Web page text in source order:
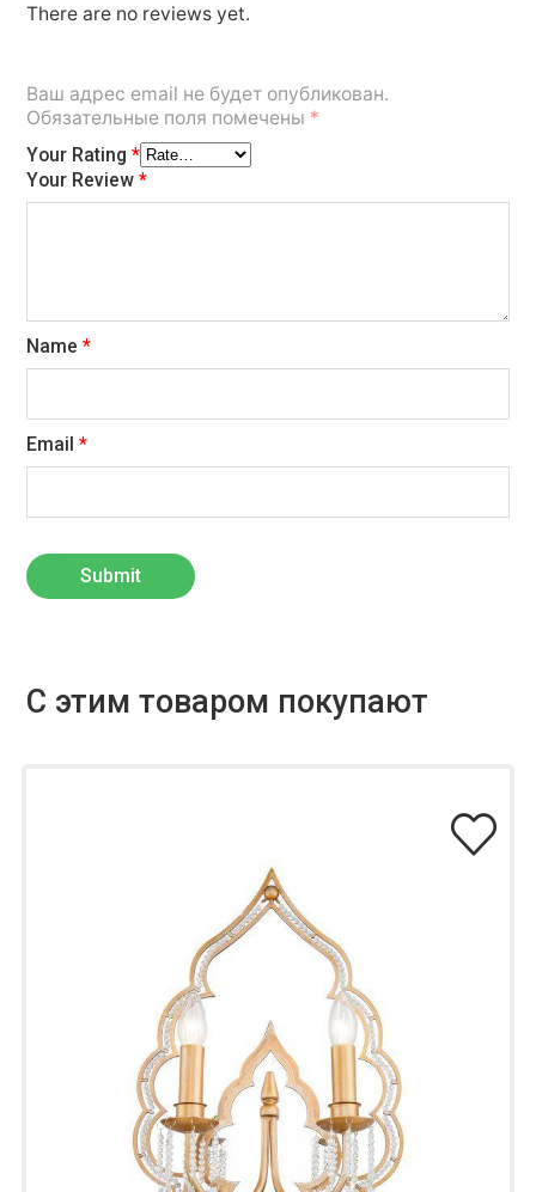
There are no reviews yet.
Ваш адрес email не будет опубликован.
Обязательные поля помечены *
Your Rating*
Your Review*
Name*
Email*
С этим товаром покупают